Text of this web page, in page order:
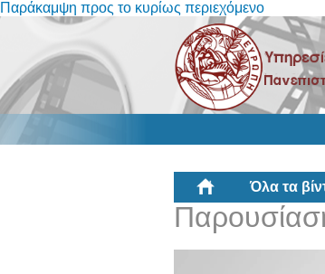
Παράκαμψη προς το κυρίως περιεχόμενο
Όλα τα